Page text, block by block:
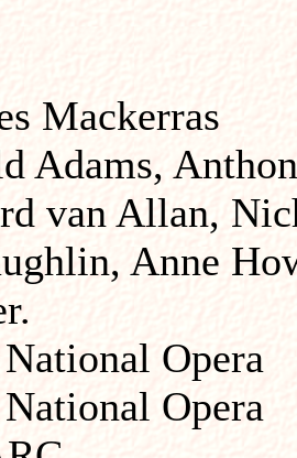
Mackerras
Adams,
van Allan,
Anne
Opera
Opera